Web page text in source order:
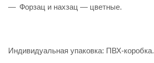
Форзац и нахзац — цветные.
Индивидуальная упаковка: ПВХ-коробка.